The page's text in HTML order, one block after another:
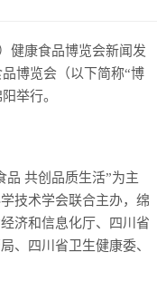
健康食品博览会新闻发
博览会（以下简称“博
举行。
品 共创品质生活”为主
技术学会联合主办，绵
济和信息化厅、四川省
、四川省卫生健康委、